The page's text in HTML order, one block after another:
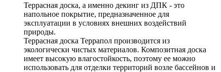
Террасная доска, а именно декинг из ДПК - это
напольное покрытие, предназначенное для
эксплуатации в условиях внешних воздействий
природы.
Террасная доска Террапол производится из
экологически чистых материалов. Композитная доска
имеет высокую влагостойкость, поэтому ее можно
использовать для отделки территорий возле бассейнов и